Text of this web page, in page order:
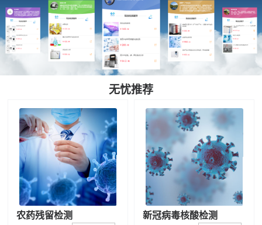
送国内合作实验室
检测
稳定性差的有机物
定量分析
无忧推荐
农药残留检测 新冠病毒核酸检测